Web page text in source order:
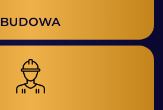
BUDOWA